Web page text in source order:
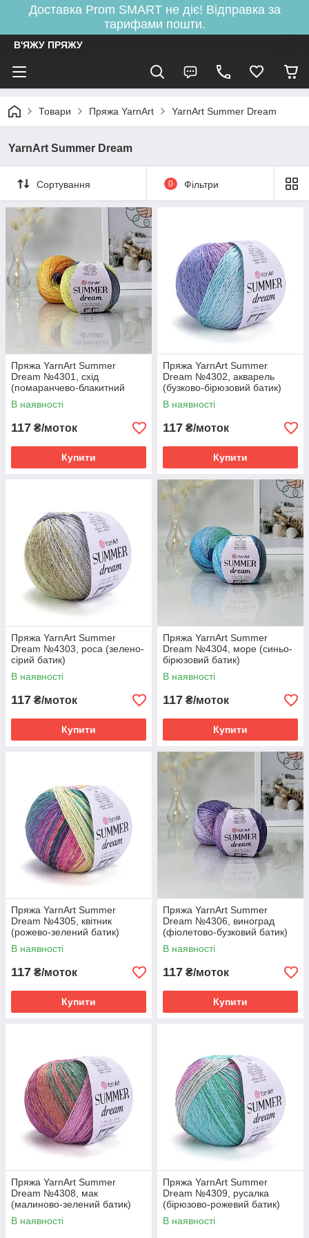
Доставка Prom SMART не діє! Відправка за
тарифами пошти.
В'ЯЖУ ПРЯЖУ
Товари Пряжа YarnArt YarnArt Summer Dream
YarnArt Summer Dream
Сортування 0 Фільтри
Пряжа YarnArt Summer
Dream №4301, схід
(помаранчево-блакитний
батик)
В наявності
117 ₴/моток
Купити
Пряжа YarnArt Summer
Dream №4302, акварель
(бузково-бірюзовий батик)
В наявності
117 ₴/моток
Купити
Пряжа YarnArt Summer
Dream №4303, роса (зелено-
сірий батик)
В наявності
117 ₴/моток
Купити
Пряжа YarnArt Summer
Dream №4304, море (синьо-
бірюзовий батик)
В наявності
117 ₴/моток
Купити
Пряжа YarnArt Summer
Dream №4305, квітник
(рожево-зелений батик)
В наявності
117 ₴/моток
Купити
Пряжа YarnArt Summer
Dream №4306, виноград
(фіолетово-бузковий батик)
В наявності
117 ₴/моток
Купити
Пряжа YarnArt Summer
Dream №4308, мак
(малиново-зелений батик)
В наявності
Пряжа YarnArt Summer
Dream №4309, русалка
(бірюзово-рожевий батик)
В наявності